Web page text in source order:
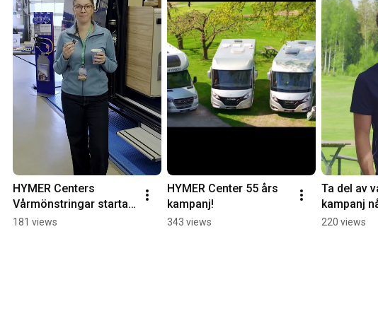
HYMER Centers
Vårmönstringar startar
nu runt om i Sverige
181 views
HYMER Center 55 års
kampanj!
343 views
Ta del av
kampanj
samband
220 views